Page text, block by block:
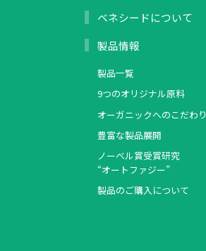
ベネシードについて
製品情報
製品一覧
9つのオリジナル原料
オーガニックへのこだわり
豊富な製品展開
ノーベル賞受賞研究
“オートファジー”
製品のご購入について